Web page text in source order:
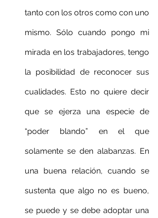
tanto con los otros como con uno
mismo. Sólo cuando pongo mi
mirada en los trabajadores, tengo
la posibilidad de reconocer sus
cualidades. Esto no quiere decir
que se ejerza una especie de
“poder blando” en el que
solamente se den alabanzas. En
una buena relación, cuando se
sustenta que algo no es bueno,
se puede y se debe adoptar una